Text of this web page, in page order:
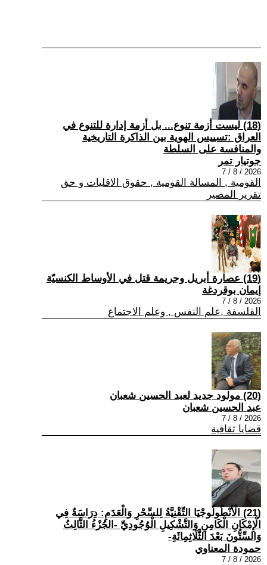
(18) ليست أزمة تنوع... بل أزمة إدارة للتنوع في
العراق :تسييس الهوية بين الذاكرة التاريخية
والمنافسة على السلطة
جوتيار تمر
2026 / 8 / 7
القومية , المسالة القومية , حقوق الاقليات و حق
تقرير المصير
(19) عصارة أبريل وجريمة قتل في الأوساط الكنسيّة
إيمان بوقردغة
2026 / 8 / 7
الفلسفة ,علم النفس , وعلم الاجتماع
(20) مولود جديد لعبد الحسين شعبان
عبد الحسين شعبان
2026 / 8 / 7
قضايا ثقافية
(21) الْأَنْطُولُوجْيَا التِّقْنِيَّةُ لِلسِّحْرِ وَالْعَدَمِ: دِرَاسَةٌ فِي
الْإِمْكَانِ الْكَامِنِ وَالتَّشْكِيلِ الْوُجُودِيِّ -الجُزْءُ الثَّالِثُ
وَالسِّتُّونَ بَعْدَ الثَّلَاثِمِائَةِ-
حمودة المعناوي
2026 / 8 / 7